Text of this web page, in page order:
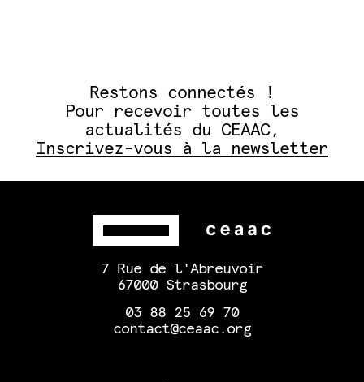
Restons connectés !
Pour recevoir toutes les
actualités du CEAAC,
Inscrivez-vous à la newsletter
7 Rue de l'Abreuvoir
67000 Strasbourg
03 88 25 69 70
contact@ceaac.org